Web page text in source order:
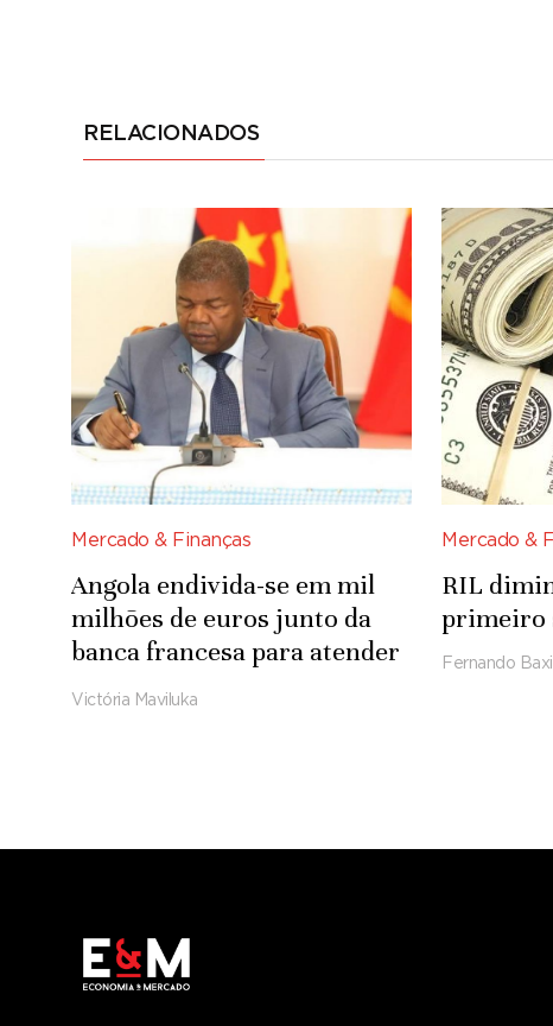
RELACIONADOS
Mercado & Finanças
Angola endivida-se em mil
milhões de euros junto da
banca francesa para atender
ao PIP
Victória Maviluka
Mercado &
RIL
primeiro
Fernando Baxi